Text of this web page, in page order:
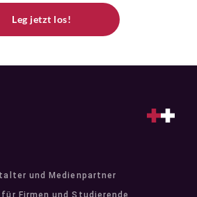
Leg jetzt los!
und Medienpartner